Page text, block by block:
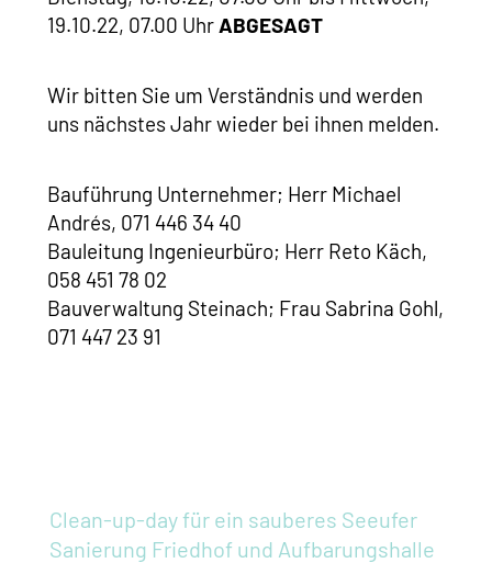
19.10.22, 07.00 Uhr ABGESAGT
Wir bitten Sie um Verständnis und werden
uns nächstes Jahr wieder bei ihnen melden.
Bauführung Unternehmer; Herr Michael
Andrés, 071 446 34 40
Bauleitung Ingenieurbüro; Herr Reto Käch,
058 451 78 02
Bauverwaltung Steinach; Frau Sabrina Gohl,
071 447 23 91
Clean-up-day für ein sauberes Seeufer
Sanierung Friedhof und Aufbarungshalle